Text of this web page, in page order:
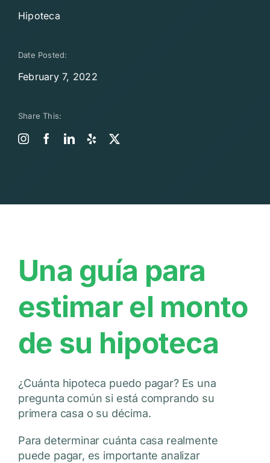
Hipoteca
Date Posted:
February 7, 2022
Share This:
Una guía para
estimar el monto
de su hipoteca
¿Cuánta hipoteca puedo pagar? Es una
pregunta común si está comprando su
primera casa o su décima.
Para determinar cuánta casa realmente
puede pagar, es importante analizar